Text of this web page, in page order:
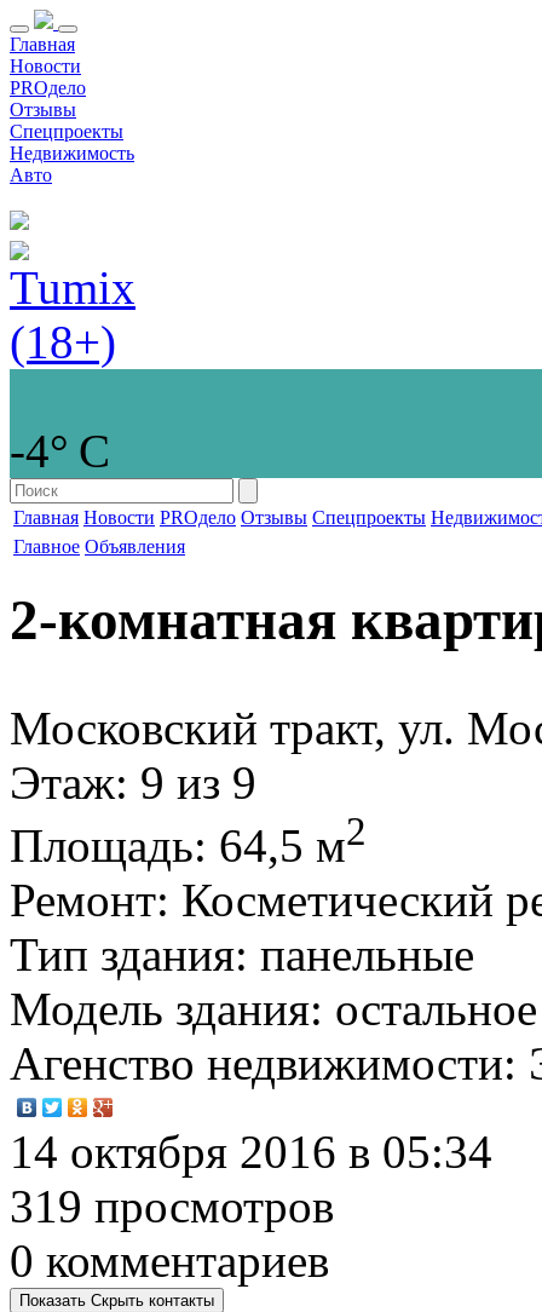
Главная
Новости
PROдело
Отзывы
Спецпроекты
Недвижимость
Авто
-4° С
Главная Новости PROдело Отзывы Спецпроекты
Главное Объявления
2-комнатная
Московский тракт, ул.
Этаж: 9 из 9
Площадь: 64,5 м2
Ремонт: Косметический
Тип здания: панельные
Модель здания: остальное
Агенство недвижимости:
14 октября 2016 в 05:34
319 просмотров
0 комментариев
Показать Скрыть контакты